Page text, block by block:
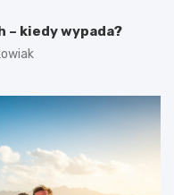
– kiedy wypada?